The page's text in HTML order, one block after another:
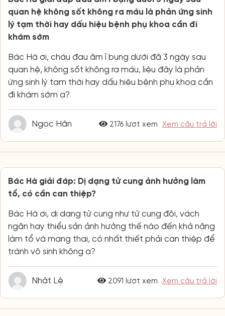
quan hệ không sốt không ra máu là phản ứng sinh
lý tạm thời hay dấu hiệu bệnh phụ khoa cần đi
khám sớm
Bác Hà ơi, cháu đau âm ỉ bụng dưới đã 3 ngày sau
quan hệ, không sốt không ra máu, liệu đây là phản
ứng sinh lý tạm thời hay dấu hiệu bệnh phụ khoa cần
đi khám sớm ạ?
Ngọc Hân 2176 lượt xem Xem câu trả lời
Bác Hà giải đáp: Dị dạng tử cung ảnh hưởng làm
tổ, có cần can thiệp?
Bác Hà ơi, dị dạng tử cung như tử cung đôi, vách
ngăn hay thiểu sản ảnh hưởng thế nào đến khả năng
làm tổ và mang thai, có nhất thiết phải can thiệp để
tránh vô sinh không ạ?
Nhật Lệ 2091 lượt xem Xem câu trả lời